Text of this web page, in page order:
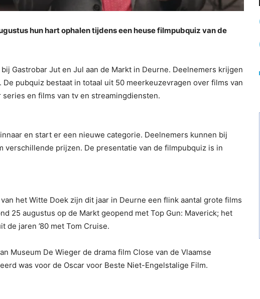
hun hart ophalen tijdens een heuse filmpubquiz van de
Gastrobar Jut en Jul aan de Markt in Deurne. Deelnemers krijgen
pubquiz bestaat in totaal uit 50 meerkeuzevragen over films van
en films van tv en streamingdiensten.
en start er een nieuwe categorie. Deelnemers kunnen bij
verschillende prijzen. De presentatie van de filmpubquiz is in
het Witte Doek zijn dit jaar in Deurne een flink aantal grote films
25 augustus op de Markt geopend met Top Gun: Maverick; het
de jaren ’80 met Tom Cruise.
Museum De Wieger de drama film Close van de Vlaamse
was voor de Oscar voor Beste Niet-Engelstalige Film.